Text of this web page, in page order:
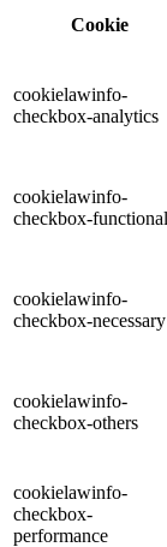
Cookie
cookielawinfo-
checkbox-analytics
cookielawinfo-
checkbox-functional
cookielawinfo-
checkbox-necessary
cookielawinfo-
checkbox-others
cookielawinfo-
checkbox-
performance